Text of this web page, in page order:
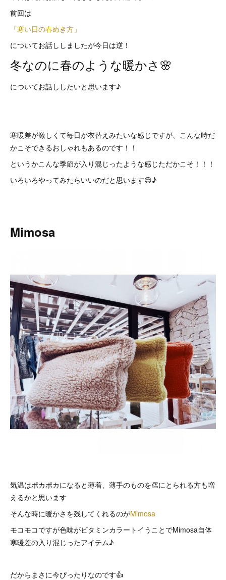
前回は
「寒い日の春めき方」
についてお話ししましたが今日は逆！
冬なのに春のような暖かさ🌸
についてお話ししたいと思います♪
寒暖差が激しくて毎日が衣替えみたいな感じですが、こんな時だ
かこそできるおしゃれもあるのです！！
というかこんな季節が入り混じったような感じただかこそ！！！
いろいろやってみたらいいのだと思います😊♪
Mimosa
気温はポカポカになると薄着、薄手のものを👏にとられる方も増
えるかと思います
そんな時に暖かさを残してくれるのがMimosa
モコモコですが色味がビタミンカラートイうことでMimosa自体
寒暖差の入り混じったアイテム♪
だからまさに今ぴったりなのです👍